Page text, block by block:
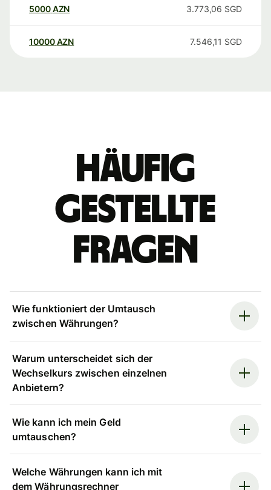
5000AZN 3.773,06 SGD
10000 AZN 7.546,11 SGD
Häufig
gestellte
Fragen
Wie funktioniert der Umtausch
zwischen Währungen?
Warum unterscheidet sich der
Wechselkurs zwischen einzelnen
Anbietern?
Wie kann ich mein Geld
umtauschen?
Welche Währungen kann ich mit
dem Währungsrechner